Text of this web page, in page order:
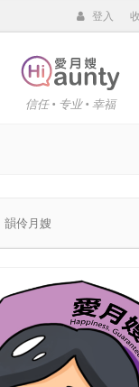
登入
信任 • 专业 • 幸福
韻伶月嫂